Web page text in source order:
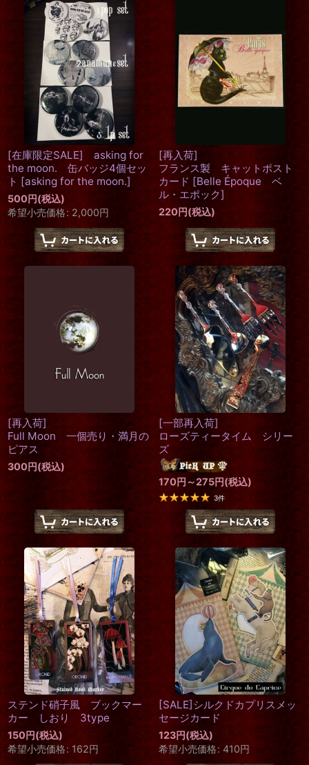
[在庫限定SALE] asking for
the moon. 缶バッジ4個セッ
ト [asking for the moon.]
500円(税込)
希望小売価格: 2,000円
[再入荷]
フランス製 キャットポスト
カード [Belle Époque ベ
ル・エポック]
220円(税込)
[再入荷]
Full Moon 一個売り・満月の
ピアス
300円(税込)
[一部再入荷]
ローズティータイム シリー
ズ
170円 ～275円(税込)
3件
ステンド硝子風 ブックマー
カー しおり 3type
150円(税込)
希望小売価格: 162円
[SALE]シルクドカプリスメッ
セージカード
123円(税込)
希望小売価格: 410円